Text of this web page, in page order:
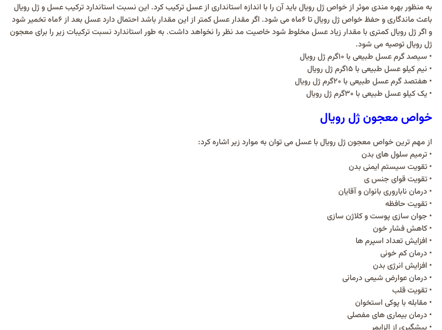
به منظور بهره مندی موثر از خواص ژل رویال باید آن را با اندازه استانداری از عسل ترکیب کرد. این نسبت استاندارد ترکیب عسل و ژل رویال
باعث ماندگاری و حفظ خواص ژل رویال تا 6ماه می شود. اگر مقدار عسل کمتر از این مقدار باشد احتمال دارد عسل بعد از 6ماه تخمیر شود
و اگر ژل رویال کمتری با مقدار زیاد عسل مخلوط شود خاصیت مد نظر را نخواهد داشت. به طور استاندارد نسبت ترکیبات زیر را برای معجون
ژل رویال توصیه می شود.
• سیصد گرم عسل طبیعی با 10گرم ژل رویال
• نیم کیلو عسل طبیعی با 15گرم ژل رویال
• هفتصد گرم عسل طبیعی با 20گرم ژل رویال
• یک کیلو عسل طبیعی با 30گرم ژل رویال
خواص معجون ژل رویال
از مهم ترین خواص معجون ژل رویال با عسل می توان به موارد زیر اشاره کرد:
• ترمیم سلول های بدن
• تقویت سیستم ایمنی بدن
• تقویت قوای جنس ی
• درمان ناباروری بانوان و آقایان
• تقویت حافظه
• جوان سازی پوست و کلاژن سازی
• کاهش فشار خون
• افزایش تعداد اسپرم ها
• درمان کم خونی
• افزایش انرژی بدن
• درمان عوارض شیمی درمانی
• تقویت قلب
• مقابله با پوکی استخوان
• درمان بیماری های مفصلی